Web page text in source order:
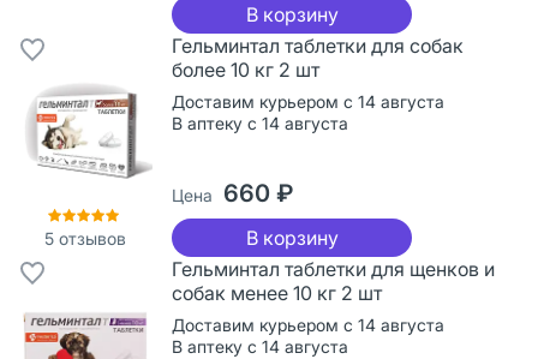
В корзину
5 отзывов
Гельминтал таблетки для собак
более 10 кг 2 шт
Доставим курьером с 14 августа
В аптеку с 14 августа
Цена 660 ₽
В корзину
Гельминтал таблетки для щенков и
собак менее 10 кг 2 шт
Доставим курьером с 14 августа
В аптеку с 14 августа